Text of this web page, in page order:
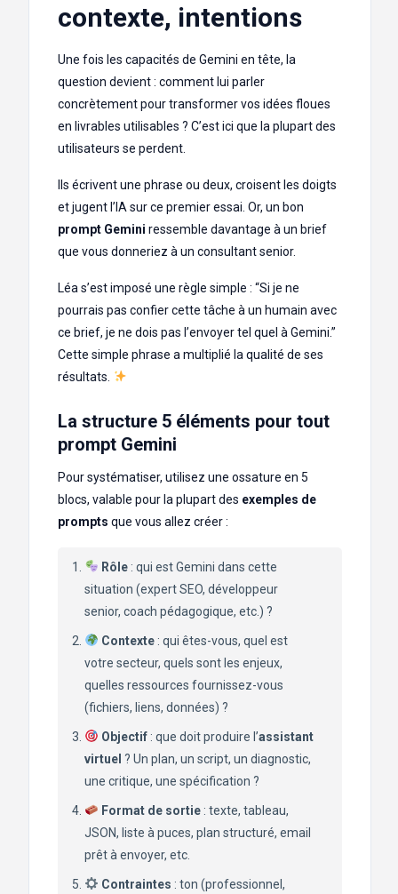
contexte, intentions
Une fois les capacités de Gemini en tête, la
question devient : comment lui parler
concrètement pour transformer vos idées floues
en livrables utilisables ? C’est ici que la plupart des
utilisateurs se perdent.
Ils écrivent une phrase ou deux, croisent les doigts
et jugent l’IA sur ce premier essai. Or, un bon
prompt Gemini ressemble davantage à un brief
que vous donneriez à un consultant senior.
Léa s’est imposé une règle simple : “Si je ne
pourrais pas confier cette tâche à un humain avec
ce brief, je ne dois pas l’envoyer tel quel à Gemini.”
Cette simple phrase a multiplié la qualité de ses
résultats.
La structure 5 éléments pour tout
prompt Gemini
Pour systématiser, utilisez une ossature en 5
blocs, valable pour la plupart des exemples de
prompts que vous allez créer :
Rôle: qui est Gemini dans cette
situation (expert SEO, développeur
senior, coach pédagogique, etc.) ?
Contexte: qui êtes-vous, quel est
votre secteur, quels sont les enjeux,
quelles ressources fournissez-vous
(fichiers, liens, données) ?
Objectif: que doit produire l’assistant
virtuel ? Un plan, un script, un diagnostic,
une critique, une spécification ?
Format de sortie: texte, tableau,
JSON, liste à puces, plan structuré, email
prêt à envoyer, etc.
Contraintes : ton (professionnel,